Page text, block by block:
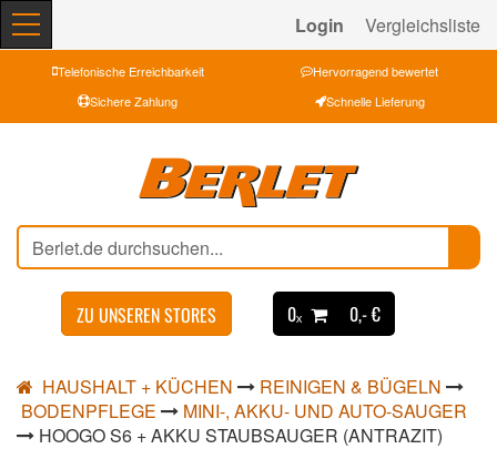
Login Vergleichsliste
Telefonische Erreichbarkeit
Hervorragend bewertet
Sichere Zahlung
Schnelle Lieferung
ZU UNSEREN STORES 0ₓ 0,- €
HAUSHALT + KÜCHEN
REINIGEN & BÜGELN
BODENPFLEGE
MINI-, AKKU- UND AUTO-SAUGER
HOOGO S6 + AKKU STAUBSAUGER (ANTRAZIT)